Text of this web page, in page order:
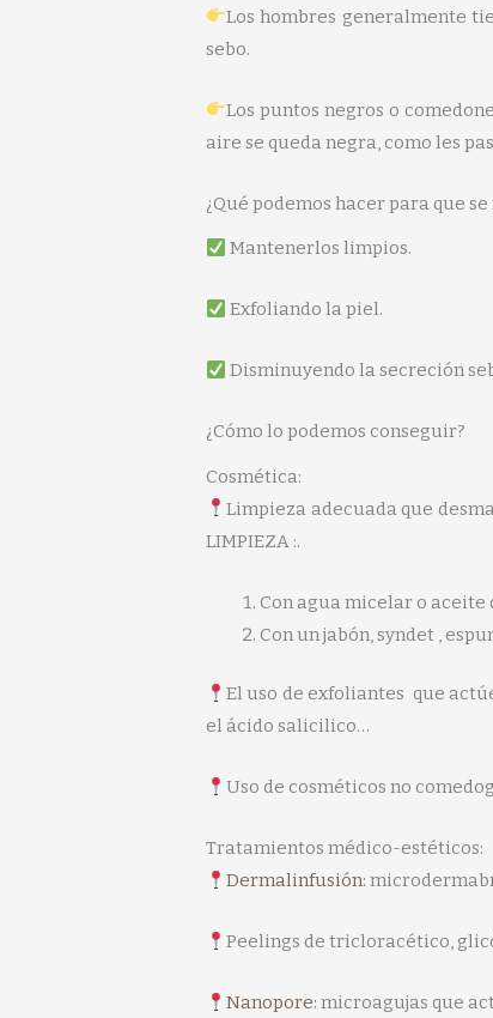
Los hombres generalmente
sebo.
Los puntos negros o
aire se queda negra, como les
¿Qué podemos hacer para que
Mantenerlos limpios.
Exfoliando la piel.
Disminuyendo la secreción
¿Cómo lo podemos conseguir?
Cosmética:
Limpieza adecuada que
LIMPIEZA :.
Con agua micelar o
Con un jabón, syndet ,
El uso de exfoliantes que
el ácido salicilico…
Uso de cosméticos no
Tratamientos médico-estéticos:
Dermalinfusión:
Peelings de tricloracético,
Nanopore: microagujas que